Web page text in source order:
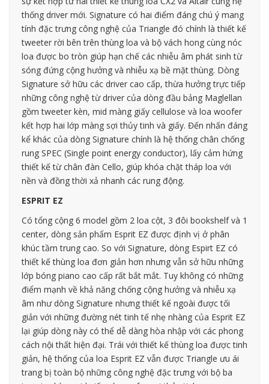
thống driver mới. Signature có hai điểm đáng chú ý mang
tính đặc trưng công nghệ của Triangle đó chính là thiết kế
tweeter rời bên trên thùng loa và bộ vách hong cùng nóc
loa được bo tròn giúp hạn chế các nhiễu âm phát sinh từ
sóng đứng cộng hưởng và nhiễu xạ bề mặt thùng. Dòng
Signature sở hữu các driver cao cấp, thừa hưởng trực tiếp
những công nghệ từ driver của dòng đầu bảng Maglellan
gồm tweeter kèn, mid màng giấy cellulose và loa woofer
kết hợp hai lớp màng sợi thủy tinh và giấy. Đến nhấn đáng
kể khác của dòng Signature chính là hệ thống chân chống
rung SPEC (Single point energy conductor), lấy cảm hứng
thiết kế từ chân đàn Cello, giúp khóa chặt tháp loa với
nền và đồng thời xả nhanh các rung động.
ESPRIT EZ
Có tổng cộng 6 model gồm 2 loa cột, 3 đôi bookshelf và 1
center, dòng sản phẩm Esprit EZ được định vị ở phân
khúc tầm trung cao. So với Signature, dòng Espirt EZ có
thiết kế thùng loa đơn giản hơn nhưng vẫn sở hữu những
lớp bóng piano cao cấp rất bắt mắt. Tuy không có những
điểm mạnh về khả năng chống cộng hưởng và nhiễu xạ
âm như dòng Signature nhưng thiết kế ngoài được tối
giản với những đường nét tinh tế nhẹ nhàng của Esprit EZ
lại giúp dòng này có thể dễ dàng hòa nhập với các phong
cách nội thất hiện đại. Trái với thiết kế thùng loa được tinh
giản, hệ thống của loa Esprit EZ vẫn được Triangle ưu ái
trang bị toàn bộ những công nghệ đặc trưng với bộ ba